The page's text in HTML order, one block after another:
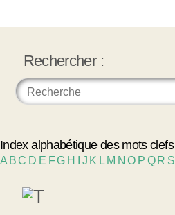
Rechercher :
Index alphabétique des mots clefs
A BC D E FG H J K L M NO P Q R S